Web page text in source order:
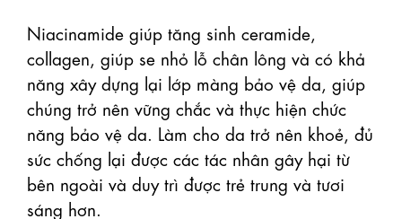
Niacinamide giúp tăng sinh ceramide,
collagen, giúp se nhỏ lỗ chân lông và có khả
năng xây dựng lại lớp màng bảo vệ da, giúp
chúng trở nên vững chắc và thực hiện chức
năng bảo vệ da. Làm cho da trở nên khoẻ, đủ
sức chống lại được các tác nhân gây hại từ
bên ngoài và duy trì được trẻ trung và tươi
sáng hơn.